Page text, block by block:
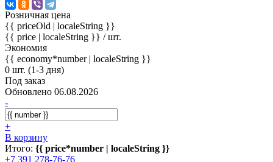
Розничная цена
{{ priceOld | localeString }}
{{ price | localeString }} / шт.
Экономия
{{ economy*number | localeString }}
0 шт. (1-3 дня)
Под заказ
Обновлено 06.08.2026
-
+
В корзину
Итого: {{ price*number | localeString }}
+7 391 278-76-76